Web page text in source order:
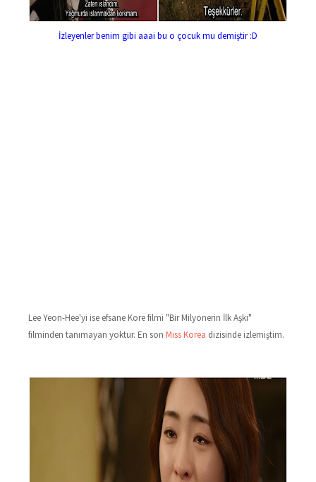
İzleyenler benim gibi aaai bu o çocuk mu demiştir :D
Lee Yeon-Hee'yi ise efsane Kore filmi "Bir Milyonerin İlk Aşkı"
filminden tanımayan yoktur. En son Miss Korea dizisinde izlemiştim.